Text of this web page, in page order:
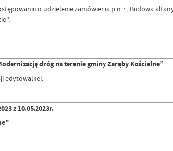
o udzielenie zamówienia p.n. : „Budowa
dróg na terenie gminy Zaręby Kościelne”
edytowalnej.
z 10.05.2023r.